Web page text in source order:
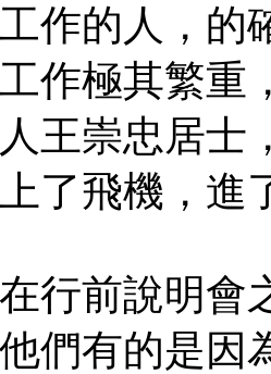
的人，的
作極其繁重
王崇忠居士
了飛機，進
前說明會
們有的是因